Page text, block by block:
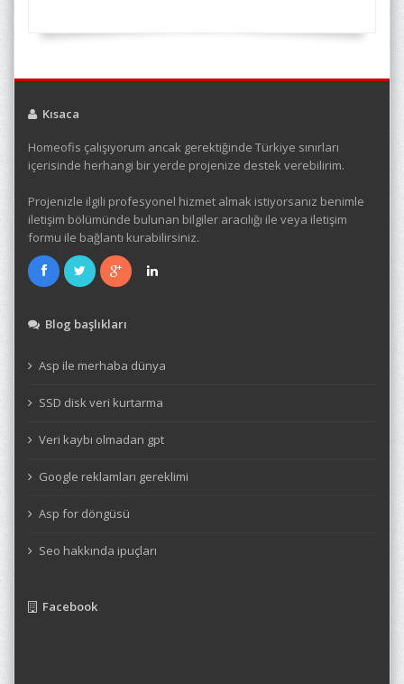
Kısaca
Homeofis çalışıyorum ancak gerektiğinde Türkiye sınırları
içerisinde herhangi bir yerde projenize destek verebilirim.
Projenizle ilgili profesyonel hizmet almak istiyorsanız benimle
iletişim bölümünde bulunan bilgiler aracılığı ile veya iletişim
formu ile bağlantı kurabilirsiniz.
Blog başlıkları
Asp ile merhaba dünya
SSD disk veri kurtarma
Veri kaybı olmadan gpt
Google reklamları gereklimi
Asp for döngüsü
Seo hakkında ipuçları
Facebook